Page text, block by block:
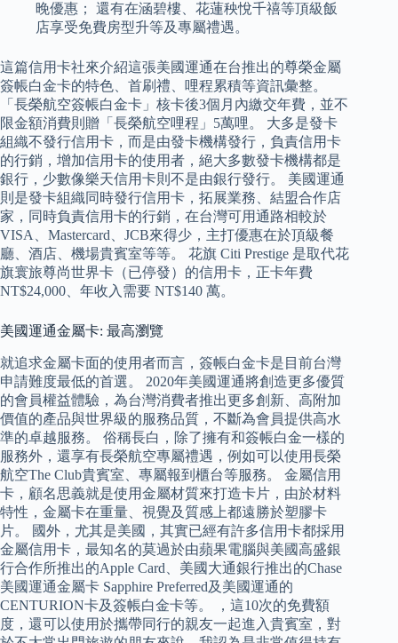
晚優惠； 還有在涵碧樓、花蓮秧悅千禧等頂級飯
店享受免費房型升等及專屬禮遇。
這篇信用卡社來介紹這張美國運通在台推出的尊榮金屬
簽帳白金卡的特色、首刷禮、哩程累積等資訊彙整。
「長榮航空簽帳白金卡」核卡後3個月內繳交年費，並不
限金額消費則贈「長榮航空哩程」5萬哩。 大多是發卡
組織不發行信用卡，而是由發卡機構發行，負責信用卡
的行銷，增加信用卡的使用者，絕大多數發卡機構都是
銀行，少數像樂天信用卡則不是由銀行發行。 美國運通
則是發卡組織同時發行信用卡，拓展業務、結盟合作店
家，同時負責信用卡的行銷，在台灣可用通路相較於
VISA、Mastercard、JCB來得少，主打優惠在於頂級餐
廳、酒店、機場貴賓室等等。 花旗 Citi Prestige 是取代花
旗寰旅尊尚世界卡（已停發）的信用卡，正卡年費
NT$24,000、年收入需要 NT$140 萬。
美國運通金屬卡: 最高瀏覽
就追求金屬卡面的使用者而言，簽帳白金卡是目前台灣
申請難度最低的首選。 2020年美國運通將創造更多優質
的會員權益體驗，為台灣消費者推出更多創新、高附加
價值的產品與世界級的服務品質，不斷為會員提供高水
準的卓越服務。 俗稱長白，除了擁有和簽帳白金一樣的
服務外，還享有長榮航空專屬禮遇，例如可以使用長榮
航空The Club貴賓室、專屬報到櫃台等服務。 金屬信用
卡，顧名思義就是使用金屬材質來打造卡片，由於材料
特性，金屬卡在重量、視覺及質感上都遠勝於塑膠卡
片。 國外，尤其是美國，其實已經有許多信用卡都採用
金屬信用卡，最知名的莫過於由蘋果電腦與美國高盛銀
行合作所推出的Apple Card、美國大通銀行推出的Chase
美國運通金屬卡 Sapphire Preferred及美國運通的
CENTURION卡及簽帳白金卡等。 ，這10次的免費額
度，還可以使用於攜帶同行的親友一起進入貴賓室，對